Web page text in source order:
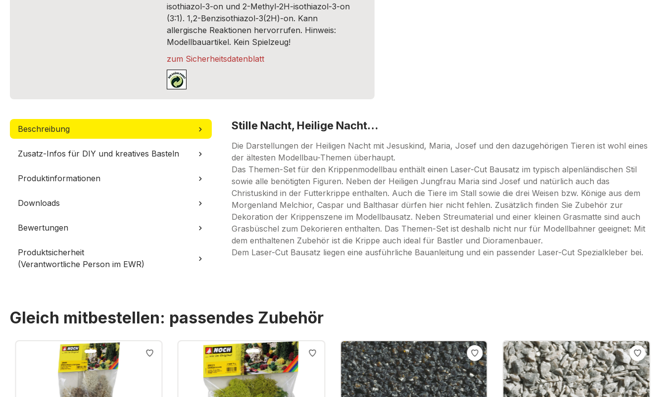
isothiazol-3-on und 2-Methyl-2H-isothiazol-3-on
(3:1). 1,2-Benzisothiazol-3(2H)-on. Kann
allergische Reaktionen hervorrufen. Hinweis:
Modellbauartikel. Kein Spielzeug!
zum Sicherheitsdatenblatt
Beschreibung
Zusatz-Infos für DIY und kreatives Basteln
Produktinformationen
Downloads
Bewertungen
Produktsicherheit
(Verantwortliche Person im EWR)
Stille Nacht, Heilige Nacht…
Die Darstellungen der Heiligen Nacht mit Jesuskind, Maria, Josef und den dazugehörigen Tieren ist wohl eines
der ältesten Modellbau-Themen überhaupt.
Das Themen-Set für den Krippenmodellbau enthält einen Laser-Cut Bausatz im typisch alpenländischen Stil
sowie alle benötigten Figuren. Neben der Heiligen Jungfrau Maria sind Josef und natürlich auch das
Christuskind in der Futterkrippe enthalten. Auch die Tiere im Stall sowie die drei Weisen bzw. Könige aus dem
Morgenland Melchior, Caspar und Balthasar dürfen hier nicht fehlen. Zusätzlich finden Sie Zubehör zur
Dekoration der Krippenszene im Modellbausatz. Neben Streumaterial und einer kleinen Grasmatte sind auch
Grasbüschel zum Dekorieren enthalten. Das Themen-Set ist deshalb nicht nur für Modellbahner geeignet: Mit
dem enthaltenen Zubehör ist die Krippe auch ideal für Bastler und Dioramenbauer.
Dem Laser-Cut Bausatz liegen eine ausführliche Bauanleitung und ein passender Laser-Cut Spezialkleber bei.
Gleich mitbestellen: passendes Zubehör
Produktgalerie überspringen